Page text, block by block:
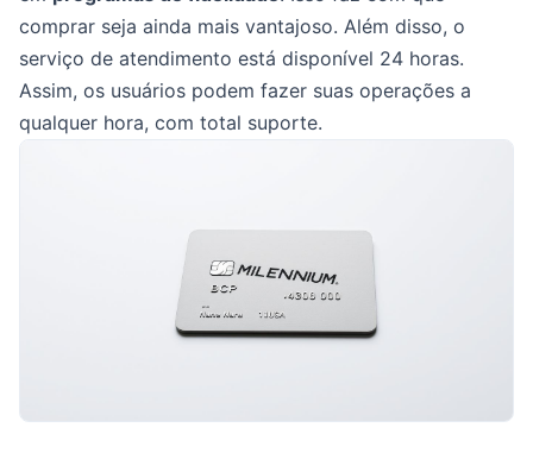
comprar seja ainda mais vantajoso. Além disso, o
serviço de atendimento está disponível 24 horas.
Assim, os usuários podem fazer suas operações a
qualquer hora, com total suporte.